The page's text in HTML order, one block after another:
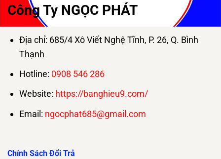
Công Ty NGỌC PHÁT
Địa chỉ: 685/4 Xô Viết Nghệ Tĩnh, P. 26, Q. Bình
Thạnh
Hotline: 0908 546 286
Website: https://banghieu9.com/
Email: ngocphat685@gmail.com
Chính Sách Đổi Trả